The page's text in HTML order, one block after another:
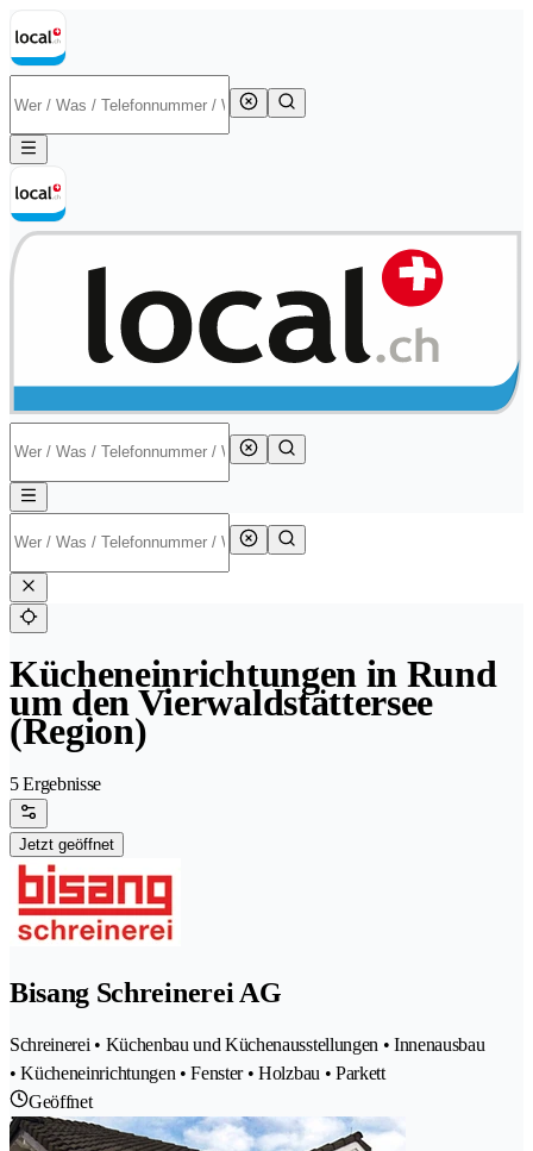
Kücheneinrichtungen in Rund
um den Vierwaldstättersee
(Region)
5 Ergebnisse
Jetzt geöffnet
Bisang Schreinerei AG
Schreinerei • Küchenbau und Küchenausstellungen • Innenausbau
• Kücheneinrichtungen • Fenster • Holzbau • Parkett
Geöffnet